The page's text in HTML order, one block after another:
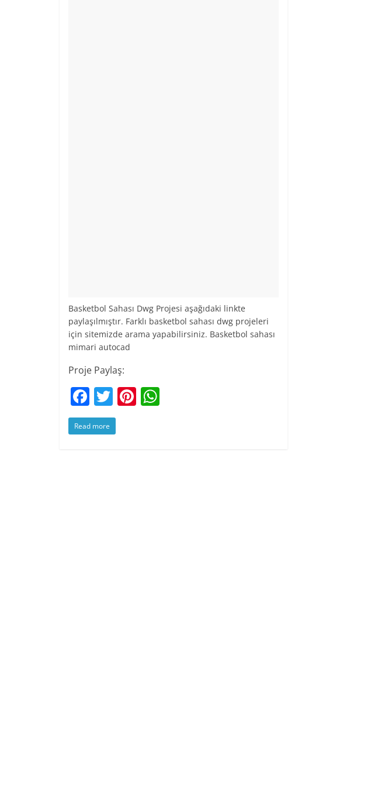
Basketbol Sahası Dwg Projesi aşağıdaki linkte
paylaşılmıştır. Farklı basketbol sahası dwg projeleri
için sitemizde arama yapabilirsiniz. Basketbol sahası
mimari autocad
Proje Paylaş:
F
a
c
T
w
itt
Pi
Read more